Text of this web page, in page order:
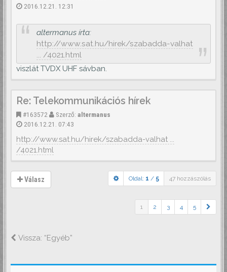
2016.12.21. 12:31
altermanus írta:
http://www.sat.hu/hirek/szabadda-valhat
... /4021.html
viszlát TVDX UHF sávban.
Re: Telekommunikációs hírek
#163572 Szerző: altermanus
2016.12.21. 07:43
http://www.sat.hu/hirek/szabadda-valhat ...
/4021.html
Válasz Oldal: 1 / 5 47 hozzászólás
1 2 3 4 5
Vissza: “Egyéb”